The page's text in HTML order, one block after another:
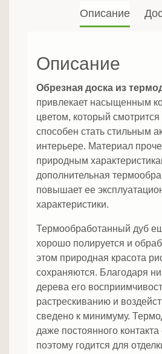
Описание
Описание
Обрезная доска из
привлекает насыщенным
цветом, который
способен стать стильным
интерьере. Материал
природным
дополнительная
повышает ее
характеристики.
Термообработанный дуб
хорошо полируется и
этом природная красота
сохраняются. Благодаря
дерева его
растрескиванию и
сведено к минимуму.
даже постоянного контакта
поэтому годится для